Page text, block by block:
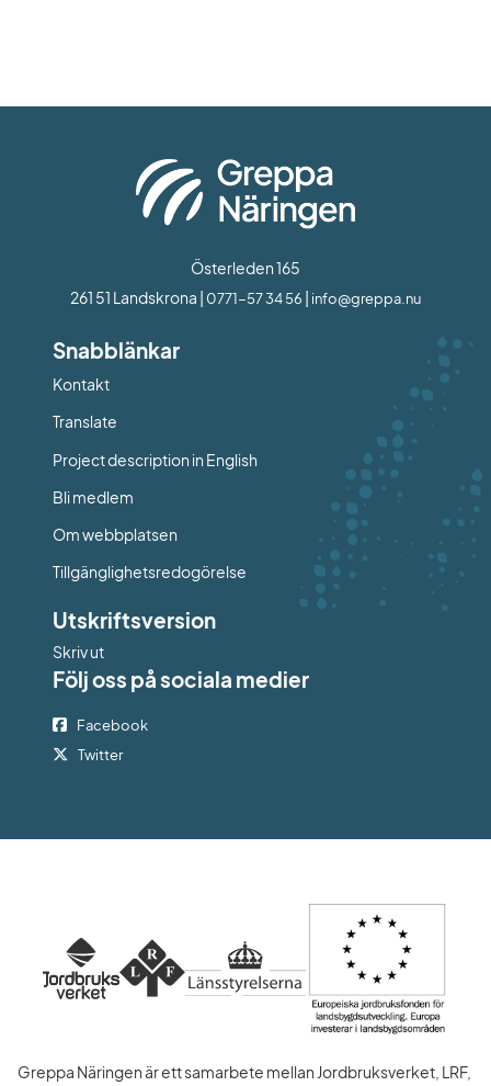
Österleden 165
261 51 Landskrona | 0771-57 34 56 | info@greppa.nu
Snabblänkar
Kontakt
Translate
Project description in English
Bli medlem
Om webbplatsen
Tillgänglighetsredogörelse
Utskriftsversion
Skriv ut
Följ oss på sociala medier
Facebook
Twitter
Greppa Näringen är ett samarbete mellan Jordbruksverket, LRF,